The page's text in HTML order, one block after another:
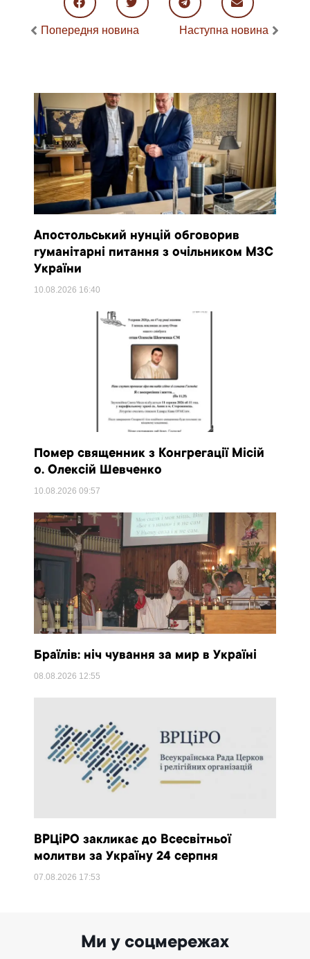
Попередня новина Наступна новина
Апостольський нунцій обговорив
гуманітарні питання з очільником МЗС
України
10.08.2026 16:40
Помер священник з Конгрегації Місій
о. Олексій Шевченко
10.08.202609:57
Браїлів: ніч чування за мир в Україні
08.08.2026 12:55
ВРЦіРО закликає до Всесвітньої
молитви за Україну 24 серпня
07.08.2026 17:53
Ми у соцмережах